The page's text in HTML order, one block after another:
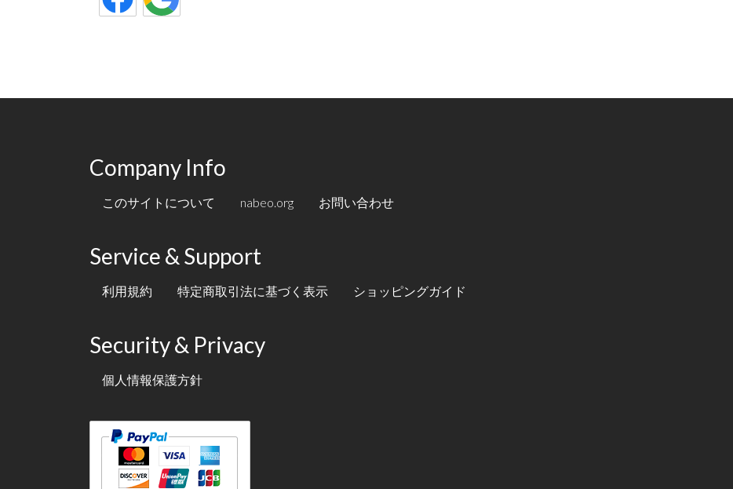
Company Info
このサイトについて nabeo.org お問い合わせ
Service & Support
利用規約 特定商取引法に基づく表示 ショッピングガイド
Security & Privacy
個人情報保護方針
テキスト